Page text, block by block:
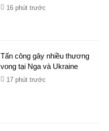
16 phút trước
Tấn công gây nhiều thương
vong tại Nga và Ukraine
17 phút trước